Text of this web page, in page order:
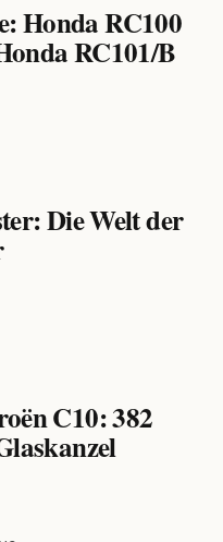
Honda RC100
RC101/B
Die Welt der
C10: 382